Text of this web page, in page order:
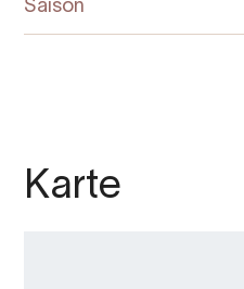
Saison
Karte